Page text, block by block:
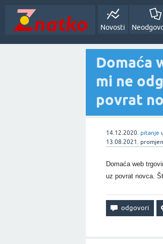
Novosti
Domaća
mi ne
povrat
14.12.2020. pitanje
13.08.2021.
Domaća web
uz povrat novca.